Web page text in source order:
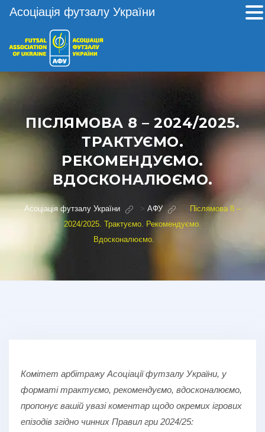
ПІСЛЯМОВА 8 – 2024/2025.
ТРАКТУЄМО.
РЕКОМЕНДУЄМО.
ВДОСКОНАЛЮЄМО.
Асоціація футзалу України > АФУ
Післямова 8 –
2024/2025. Трактуємо. Рекомендуємо.
Вдосконалюємо.
Комітет арбітражу Асоціації футзалу України, у
форматі трактуємо, рекомендуємо, вдосконалюємо,
пропонує вашій увазі коментар щодо окремих ігрових
епізодів згідно чинних Правил гри 2024/25:
Асоціація футзалу України